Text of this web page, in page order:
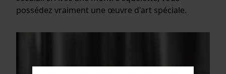
possédez vraiment une œuvre d'art spéciale.